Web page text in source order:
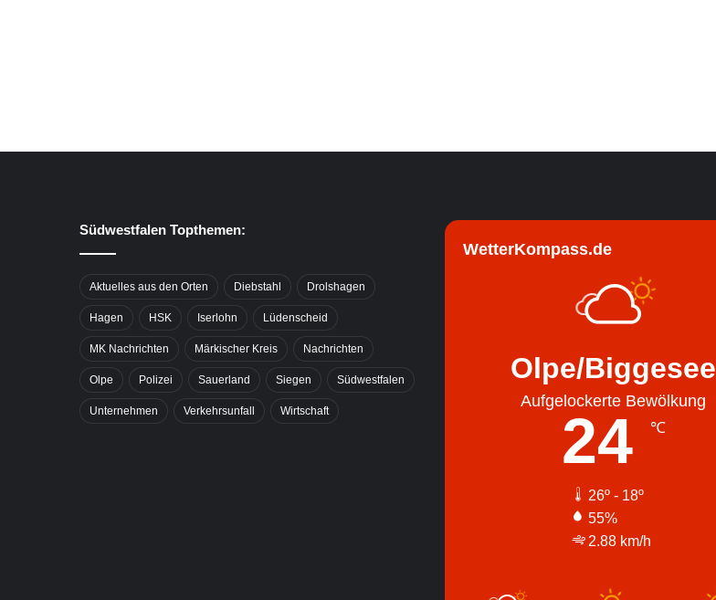
Südwestfalen Topthemen:
Aktuelles aus den Orten Diebstahl Drolshagen
Hagen HSK Iserlohn Lüdenscheid
MK Nachrichten Märkischer Kreis Nachrichten
Olpe Polizei Sauerland Siegen Südwestfalen
Unternehmen Verkehrsunfall Wirtschaft
WetterKompass.de
Olpe/Biggesee
Aufgelockerte Bewölkung
24 ℃
26º - 18º
55%
2.88 km/h